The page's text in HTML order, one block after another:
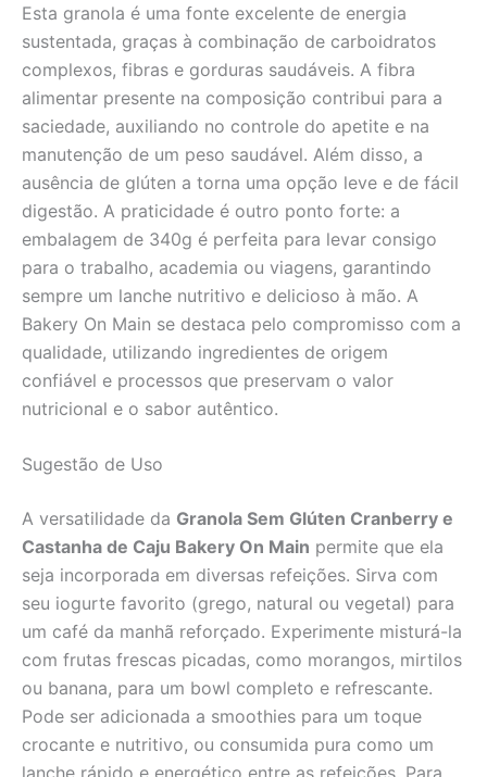
Esta granola é uma fonte excelente de energia
sustentada, graças à combinação de carboidratos
complexos, fibras e gorduras saudáveis. A fibra
alimentar presente na composição contribui para a
saciedade, auxiliando no controle do apetite e na
manutenção de um peso saudável. Além disso, a
ausência de glúten a torna uma opção leve e de fácil
digestão. A praticidade é outro ponto forte: a
embalagem de 340g é perfeita para levar consigo
para o trabalho, academia ou viagens, garantindo
sempre um lanche nutritivo e delicioso à mão. A
Bakery On Main se destaca pelo compromisso com a
qualidade, utilizando ingredientes de origem
confiável e processos que preservam o valor
nutricional e o sabor autêntico.
Sugestão de Uso
A versatilidade da Granola Sem Glúten Cranberry e
Castanha de Caju Bakery On Main permite que ela
seja incorporada em diversas refeições. Sirva com
seu iogurte favorito (grego, natural ou vegetal) para
um café da manhã reforçado. Experimente misturá-la
com frutas frescas picadas, como morangos, mirtilos
ou banana, para um bowl completo e refrescante.
Pode ser adicionada a smoothies para um toque
crocante e nutritivo, ou consumida pura como um